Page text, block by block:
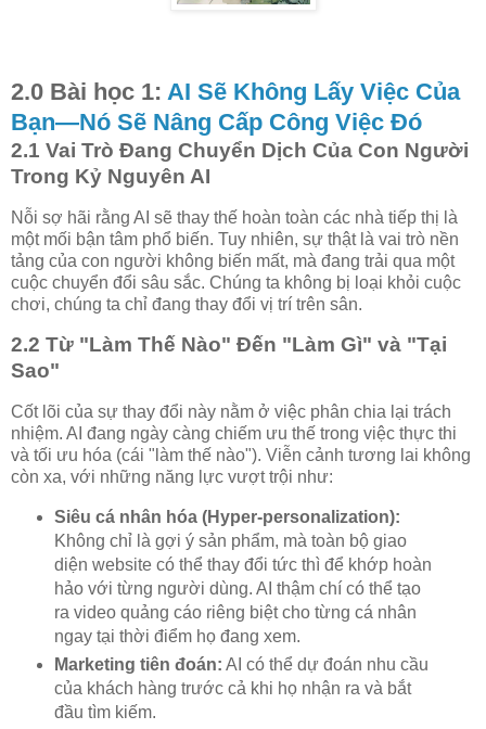
2.0 Bài học 1: AI Sẽ Không Lấy Việc Của
Bạn—Nó Sẽ Nâng Cấp Công Việc Đó
2.1 Vai Trò Đang Chuyển Dịch Của Con Người
Trong Kỷ Nguyên AI
Nỗi sợ hãi rằng AI sẽ thay thế hoàn toàn các nhà tiếp thị là
một mối bận tâm phổ biến. Tuy nhiên, sự thật là vai trò nền
tảng của con người không biến mất, mà đang trải qua một
cuộc chuyển đổi sâu sắc. Chúng ta không bị loại khỏi cuộc
chơi, chúng ta chỉ đang thay đổi vị trí trên sân.
2.2 Từ "Làm Thế Nào" Đến "Làm Gì" và "Tại
Sao"
Cốt lõi của sự thay đổi này nằm ở việc phân chia lại trách
nhiệm. AI đang ngày càng chiếm ưu thế trong việc thực thi
và tối ưu hóa (cái "làm thế nào"). Viễn cảnh tương lai không
còn xa, với những năng lực vượt trội như:
Siêu cá nhân hóa (Hyper-personalization):
Không chỉ là gợi ý sản phẩm, mà toàn bộ giao
diện website có thể thay đổi tức thì để khớp hoàn
hảo với từng người dùng. AI thậm chí có thể tạo
ra video quảng cáo riêng biệt cho từng cá nhân
ngay tại thời điểm họ đang xem.
Marketing tiên đoán: AI có thể dự đoán nhu cầu
của khách hàng trước cả khi họ nhận ra và bắt
đầu tìm kiếm.